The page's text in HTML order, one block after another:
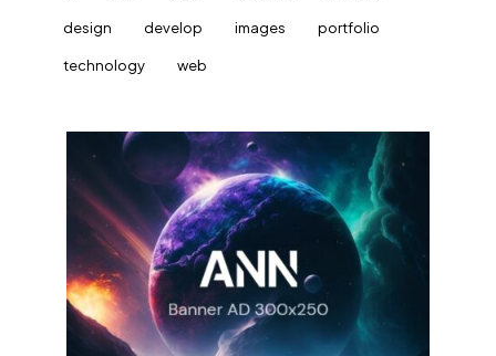
design develop images portfolio
technology web